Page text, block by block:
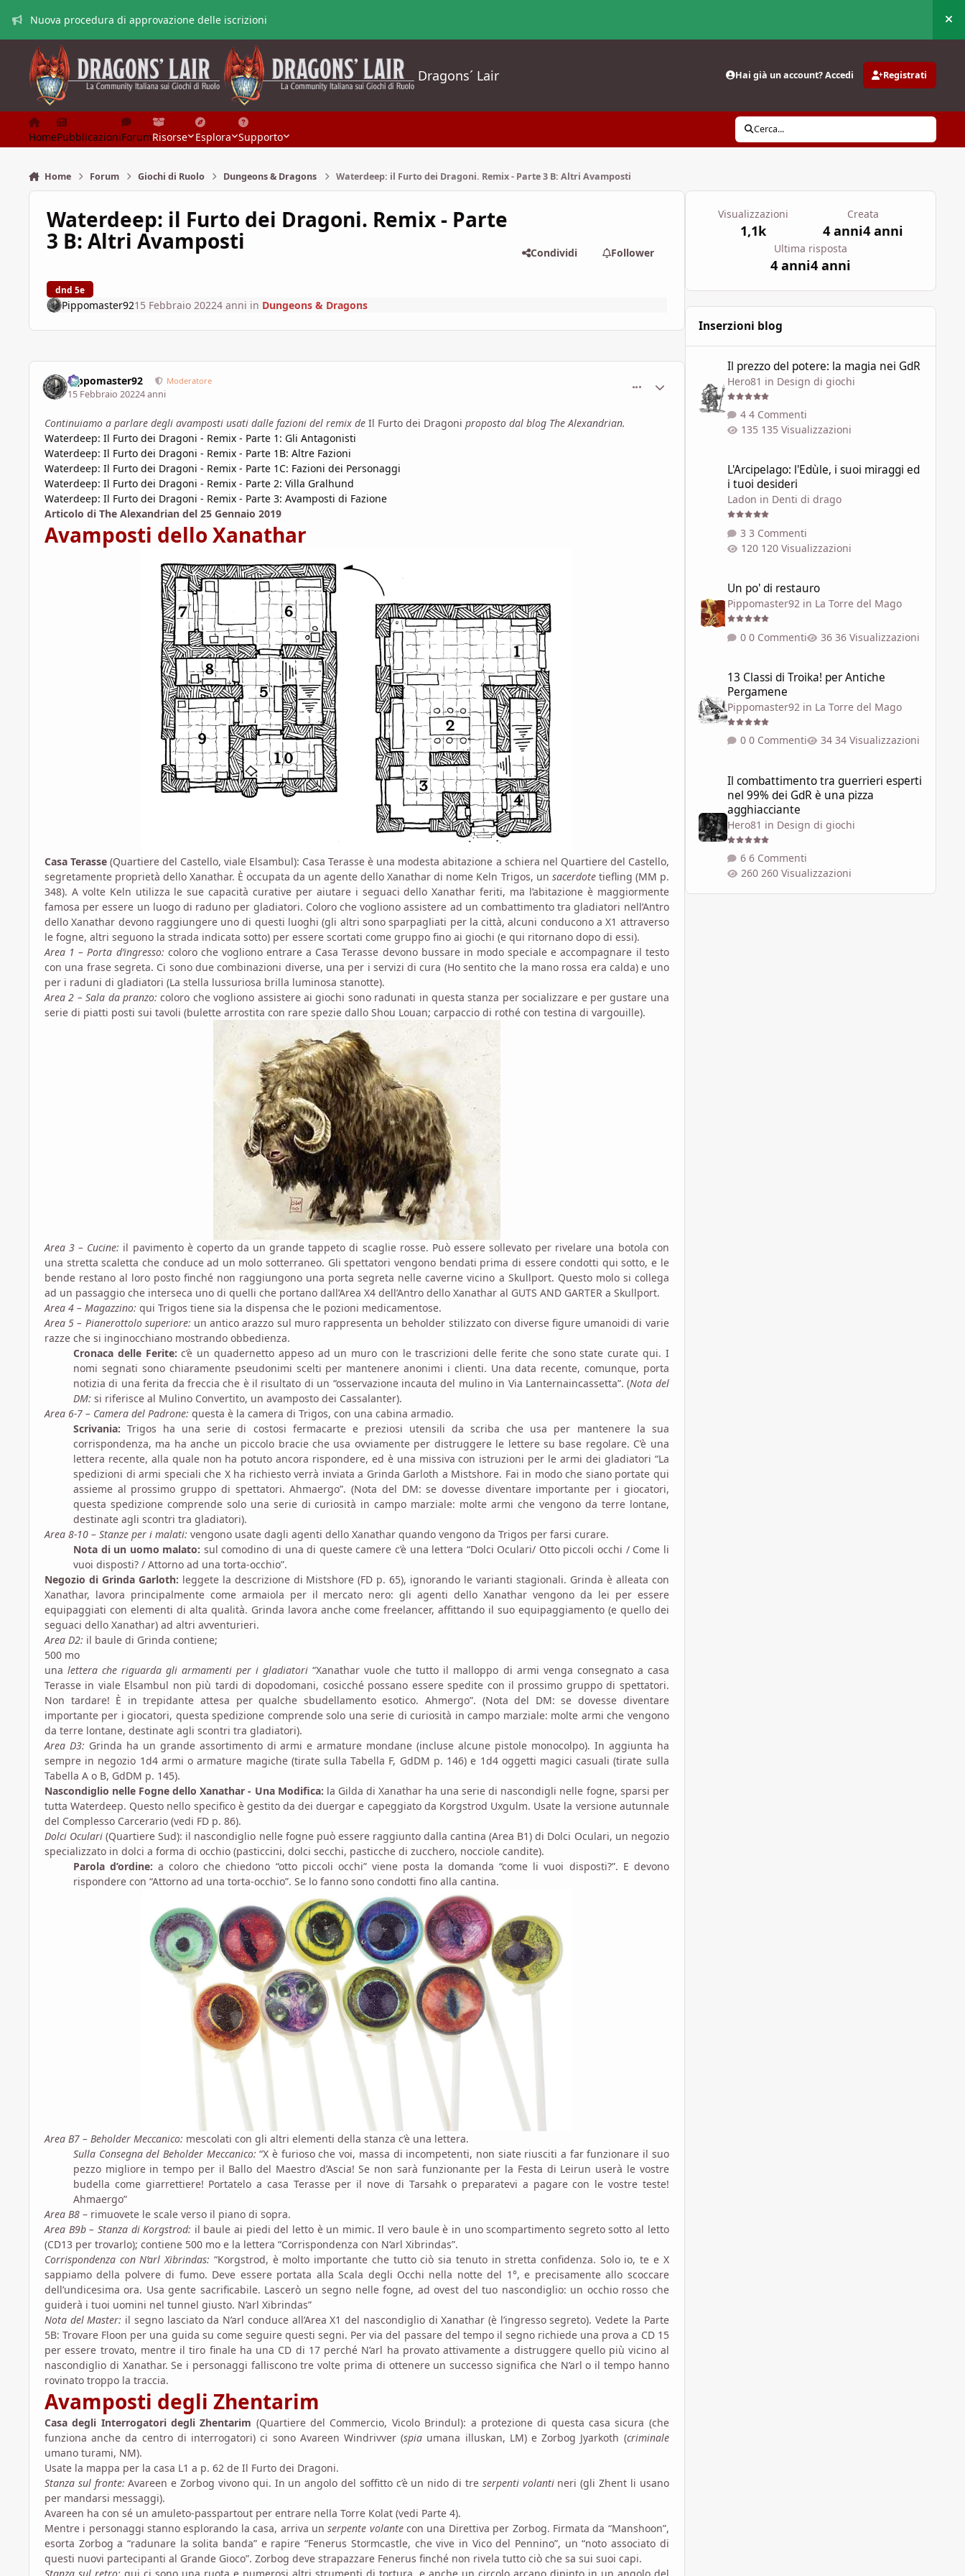
Nuova procedura di approvazione delle iscrizioni
Dragons´ Lair Hai già un account? Accedi Registrati
HomePubblicazioniForumRisorse Esplora Supporto
Cerca...
Home Forum Giochi di Ruolo Dungeons & Dragons Waterdeep: il Furto dei Dragoni. Remix - Parte 3 B: Altri Avamposti
Waterdeep: il Furto dei Dragoni. Remix - Parte
3 B: Altri Avamposti
dnd 5e
Condividi Follower
Pippomaster9215 Febbraio 20224 anni in Dungeons & Dragons
Pippomaster92 Moderatore
15 Febbraio 20224 anni
comment_1793409
Statistiche Autore
Continuiamo a parlare degli avamposti usati dalle fazioni del remix de Il Furto dei Dragoni proposto dal blog The Alexandrian.
Waterdeep: Il Furto dei Dragoni - Remix - Parte 1: Gli Antagonisti
Waterdeep: Il Furto dei Dragoni - Remix - Parte 1B: Altre Fazioni
Waterdeep: Il Furto dei Dragoni - Remix - Parte 1C: Fazioni dei Personaggi
Waterdeep: Il Furto dei Dragoni - Remix - Parte 2: Villa Gralhund
Waterdeep: Il Furto dei Dragoni - Remix - Parte 3: Avamposti di Fazione
Articolo di The Alexandrian del 25 Gennaio 2019
Avamposti dello Xanathar
Casa Terasse (Quartiere del Castello, viale Elsambul): Casa Terasse è una modesta abitazione a schiera nel Quartiere del Castello,
segretamente proprietà dello Xanathar. È occupata da un agente dello Xanathar di nome Keln Trigos, un sacerdotetiefling (MM p.
348). A volte Keln utilizza le sue capacità curative per aiutare i seguaci dello Xanathar feriti, ma l’abitazione è maggiormente
famosa per essere un luogo di raduno per gladiatori. Coloro che vogliono assistere ad un combattimento tra gladiatori nell’Antro
dello Xanathar devono raggiungere uno di questi luoghi (gli altri sono sparpagliati per la città, alcuni conducono a X1 attraverso
le fogne, altri seguono la strada indicata sotto) per essere scortati come gruppo fino ai giochi (e qui ritornano dopo di essi).
Area 1 – Porta d’ingresso: coloro che vogliono entrare a Casa Terasse devono bussare in modo speciale e accompagnare il testo
con una frase segreta. Ci sono due combinazioni diverse, una per i servizi di cura (Ho sentito che la mano rossa era calda) e uno
per i raduni di gladiatori (La stella lussuriosa brilla luminosa stanotte).
Area 2 – Sala da pranzo: coloro che vogliono assistere ai giochi sono radunati in questa stanza per socializzare e per gustare una
serie di piatti posti sui tavoli (bulette arrostita con rare spezie dallo Shou Louan; carpaccio di rothé con testina di vargouille).
Area 3 – Cucine: il pavimento è coperto da un grande tappeto di scaglie rosse. Può essere sollevato per rivelare una botola con
una stretta scaletta che conduce ad un molo sotterraneo. Gli spettatori vengono bendati prima di essere condotti qui sotto, e le
bende restano al loro posto finché non raggiungono una porta segreta nelle caverne vicino a Skullport. Questo molo si collega
ad un passaggio che interseca uno di quelli che portano dall’Area X4 dell’Antro dello Xanathar al GUTS AND GARTER a Skullport.
Area 4 – Magazzino: qui Trigos tiene sia la dispensa che le pozioni medicamentose.
Area 5 – Pianerottolo superiore: un antico arazzo sul muro rappresenta un beholder stilizzato con diverse figure umanoidi di varie
razze che si inginocchiano mostrando obbedienza.
Cronaca delle Ferite: c’è un quadernetto appeso ad un muro con le trascrizioni delle ferite che sono state curate qui. I
nomi segnati sono chiaramente pseudonimi scelti per mantenere anonimi i clienti. Una data recente, comunque, porta
notizia di una ferita da freccia che è il risultato di un “osservazione incauta del mulino in Via Lanternaincassetta”. (Nota del
DM: si riferisce al Mulino Convertito, un avamposto dei Cassalanter).
Area 6-7 – Camera del Padrone: questa è la camera di Trigos, con una cabina armadio.
Scrivania: Trigos ha una serie di costosi fermacarte e preziosi utensili da scriba che usa per mantenere la sua
corrispondenza, ma ha anche un piccolo bracie che usa ovviamente per distruggere le lettere su base regolare. C’è una
lettera recente, alla quale non ha potuto ancora rispondere, ed è una missiva con istruzioni per le armi dei gladiatori “La
spedizioni di armi speciali che X ha richiesto verrà inviata a Grinda Garloth a Mistshore. Fai in modo che siano portate qui
assieme al prossimo gruppo di spettatori. Ahmaergo”. (Nota del DM: se dovesse diventare importante per i giocatori,
questa spedizione comprende solo una serie di curiosità in campo marziale: molte armi che vengono da terre lontane,
destinate agli scontri tra gladiatori).
Area 8-10 – Stanze per i malati: vengono usate dagli agenti dello Xanathar quando vengono da Trigos per farsi curare.
Nota di un uomo malato: sul comodino di una di queste camere c’è una lettera “Dolci Oculari/ Otto piccoli occhi / Come li
vuoi disposti? / Attorno ad una torta-occhio”.
Negozio di Grinda Garloth: leggete la descrizione di Mistshore (FD p. 65), ignorando le varianti stagionali. Grinda è alleata con
Xanathar, lavora principalmente come armaiola per il mercato nero: gli agenti dello Xanathar vengono da lei per essere
equipaggiati con elementi di alta qualità. Grinda lavora anche come freelancer, affittando il suo equipaggiamento (e quello dei
seguaci dello Xanathar) ad altri avventurieri.
Area D2: il baule di Grinda contiene;
500 mo
una lettera che riguarda gli armamenti per i gladiatori “Xanathar vuole che tutto il malloppo di armi venga consegnato a casa
Terasse in viale Elsambul non più tardi di dopodomani, cosicché possano essere spedite con il prossimo gruppo di spettatori.
Non tardare! È in trepidante attesa per qualche sbudellamento esotico. Ahmergo”. (Nota del DM: se dovesse diventare
importante per i giocatori, questa spedizione comprende solo una serie di curiosità in campo marziale: molte armi che vengono
da terre lontane, destinate agli scontri tra gladiatori).
Area D3: Grinda ha un grande assortimento di armi e armature mondane (incluse alcune pistole monocolpo). In aggiunta ha
sempre in negozio 1d4 armi o armature magiche (tirate sulla Tabella F, GdDM p. 146) e 1d4 oggetti magici casuali (tirate sulla
Tabella A o B, GdDM p. 145).
Nascondiglio nelle Fogne dello Xanathar - Una Modifica: la Gilda di Xanathar ha una serie di nascondigli nelle fogne, sparsi per
tutta Waterdeep. Questo nello specifico è gestito da dei duergar e capeggiato da Korgstrod Uxgulm. Usate la versione autunnale
del Complesso Carcerario (vedi FD p. 86).
Dolci Oculari (Quartiere Sud): il nascondiglio nelle fogne può essere raggiunto dalla cantina (Area B1) di Dolci Oculari, un negozio
specializzato in dolci a forma di occhio (pasticcini, dolci secchi, pasticche di zucchero, nocciole candite).
Parola d’ordine: a coloro che chiedono “otto piccoli occhi” viene posta la domanda “come li vuoi disposti?”. E devono
rispondere con “Attorno ad una torta-occhio”. Se lo fanno sono condotti fino alla cantina.
Area B7 – Beholder Meccanico: mescolati con gli altri elementi della stanza c’è una lettera.
Sulla Consegna del Beholder Meccanico: “X è furioso che voi, massa di incompetenti, non siate riusciti a far funzionare il suo
pezzo migliore in tempo per il Ballo del Maestro d’Ascia! Se non sarà funzionante per la Festa di Leirun userà le vostre
budella come giarrettiere! Portatelo a casa Terasse per il nove di Tarsahk o preparatevi a pagare con le vostre teste!
Ahmaergo”
Area B8 – rimuovete le scale verso il piano di sopra.
Area B9b – Stanza di Korgstrod: il baule ai piedi del letto è un mimic. Il vero baule è in uno scompartimento segreto sotto al letto
(CD13 per trovarlo); contiene 500 mo e la lettera “Corrispondenza con N’arl Xibrindas”.
Corrispondenza con N’arl Xibrindas: “Korgstrod, è molto importante che tutto ciò sia tenuto in stretta confidenza. Solo io, te e X
sappiamo della polvere di fumo. Deve essere portata alla Scala degli Occhi nella notte del 1°, e precisamente allo scoccare
dell’undicesima ora. Usa gente sacrificabile. Lascerò un segno nelle fogne, ad ovest del tuo nascondiglio: un occhio rosso che
guiderà i tuoi uomini nel tunnel giusto. N’arl Xibrindas”
Nota del Master: il segno lasciato da N’arl conduce all’Area X1 del nascondiglio di Xanathar (è l’ingresso segreto). Vedete la Parte
5B: Trovare Floon per una guida su come seguire questi segni. Per via del passare del tempo il segno richiede una prova a CD 15
per essere trovato, mentre il tiro finale ha una CD di 17 perché N’arl ha provato attivamente a distruggere quello più vicino al
nascondiglio di Xanathar. Se i personaggi falliscono tre volte prima di ottenere un successo significa che N’arl o il tempo hanno
rovinato troppo la traccia.
Avamposti degli Zhentarim
Casa degli Interrogatori degli Zhentarim (Quartiere del Commercio, Vicolo Brindul): a protezione di questa casa sicura (che
funziona anche da centro di interrogatori) ci sono Avareen Windrivver (spia umana illuskan, LM) e Zorbog Jyarkoth (criminale
umano turami, NM).
Usate la mappa per la casa L1 a p. 62 de Il Furto dei Dragoni.
Stanza sul fronte: Avareen e Zorbog vivono qui. In un angolo del soffitto c’è un nido di tre serpenti volantineri (gli Zhent li usano
per mandarsi messaggi).
Avareen ha con sé un amuleto-passpartout per entrare nella Torre Kolat (vedi Parte 4).
Mentre i personaggi stanno esplorando la casa, arriva unserpente volantecon una Direttiva per Zorbog. Firmata da “Manshoon”,
esorta Zorbog a “radunare la solita banda” e rapire “Fenerus Stormcastle, che vive in Vico del Pennino”, un “noto associato di
questi nuovi partecipanti al Grande Gioco”. Zorbog deve strapazzare Fenerus finché non rivela tutto ciò che sa sui suoi capi.
Stanza sul retro: qui ci sono una ruota e numerosi altri strumenti di tortura, e anche un circolo arcano dipinto in un angolo del
Visualizzazioni
1,1k
Creata
4 anni4 anni
Ultima risposta
4 anni4 anni
Inserzioni blog
Il prezzo del potere: la magia nei GdR
Hero81 in Design di giochi
4 Commenti
135 Visualizzazioni
L'Arcipelago: l'Edùle, i suoi miraggi ed
i tuoi desideri
Ladon in Denti di drago
3 Commenti
120 Visualizzazioni
Un po' di restauro
Pippomaster92in La Torre del Mago
0 Commenti 36 Visualizzazioni
13 Classi di Troika! per Antiche
Pergamene
Pippomaster92in La Torre del Mago
0 Commenti 34 Visualizzazioni
Il combattimento tra guerrieri esperti
nel 99% dei GdR è una pizza
agghiacciante
Hero81 in Design di giochi
6 Commenti
260 Visualizzazioni